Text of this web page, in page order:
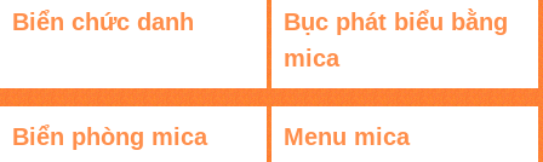
Biển chức danh
Bục phát biểu bằng
mica
Biển phòng mica Menu mica